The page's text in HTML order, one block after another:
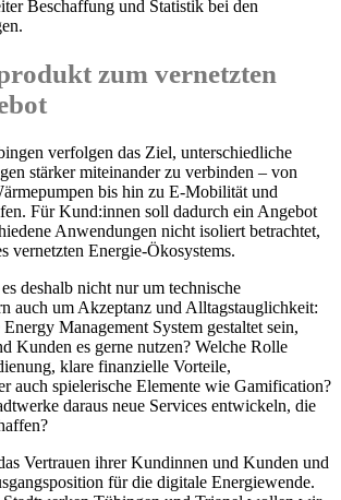
Beschaffung und Statistik bei den
zum vernetzten
verfolgen das Ziel, unterschiedliche
stärker miteinander zu verbinden – von
bis hin zu E-Mobilität und
Für Kund:innen soll dadurch ein Angebot
Anwendungen nicht isoliert betrachtet,
vernetzten Energie-Ökosystems.
deshalb nicht nur um technische
auch um Akzeptanz und Alltagstauglichkeit:
Management System gestaltet sein,
Kunden es gerne nutzen? Welche Rolle
klare finanzielle Vorteile,
auch spielerische Elemente wie Gamification?
daraus neue Services entwickeln, die
Vertrauen ihrer Kundinnen und Kunden und
für die digitale Energiewende.